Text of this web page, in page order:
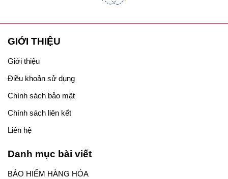
GIỚI THIỆU
Giới thiệu
Điều khoản sử dụng
Chính sách bảo mật
Chính sách liên kết
Liên hệ
Danh mục bài viết
BẢO HIỂM HÀNG HÓA